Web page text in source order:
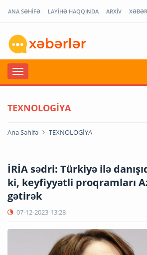
ANA SƏHİFƏ LAYİHƏ HAQQINDA ARXİV
TEXNOLOGİYA
Ana Səhifə TEXNOLOGİYA
İRİA sədri: Türkiyə ilə
ki, keyfiyyətli proqramları
gətirək
07-12-2023 13:28